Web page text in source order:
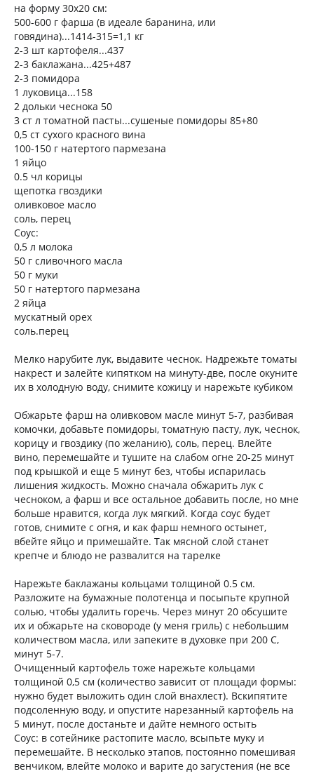
на форму 30х20 см:
500-600 г фарша (в идеале баранина, или
говядина)...1414-315=1,1 кг
2-3 шт картофеля...437
2-3 баклажана...425+487
2-3 помидора
1 луковица...158
2 дольки чеснока 50
3 ст л томатной пасты...сушеные помидоры 85+80
0,5 ст сухого красного вина
100-150 г натертого пармезана
1 яйцо
0.5 чл корицы
щепотка гвоздики
оливковое масло
соль, перец
Соус:
0,5 л молока
50 г сливочного масла
50 г муки
50 г натертого пармезана
2 яйца
мускатный орех
соль.перец
Мелко нарубите лук, выдавите чеснок. Надрежьте томаты
накрест и залейте кипятком на минуту-две, после окуните
их в холодную воду, снимите кожицу и нарежьте кубиком
Обжарьте фарш на оливковом масле минут 5-7, разбивая
комочки, добавьте помидоры, томатную пасту, лук, чеснок,
корицу и гвоздику (по желанию), соль, перец. Влейте
вино, перемешайте и тушите на слабом огне 20-25 минут
под крышкой и еще 5 минут без, чтобы испарилась
лишения жидкость. Можно сначала обжарить лук с
чесноком, а фарш и все остальное добавить после, но мне
больше нравится, когда лук мягкий. Когда соус будет
готов, снимите с огня, и как фарш немного остынет,
вбейте яйцо и примешайте. Так мясной слой станет
крепче и блюдо не развалится на тарелке
Нарежьте баклажаны кольцами толщиной 0.5 см.
Разложите на бумажные полотенца и посыпьте крупной
солью, чтобы удалить горечь. Через минут 20 обсушите
их и обжарьте на сковороде (у меня гриль) с небольшим
количеством масла, или запеките в духовке при 200 С,
минут 5-7.
Очищенный картофель тоже нарежьте кольцами
толщиной 0,5 см (количество зависит от площади формы:
нужно будет выложить один слой внахлест). Вскипятите
подсоленную воду, и опустите нарезанный картофель на
5 минут, после достаньте и дайте немного остыть
Соус: в сотейнике растопите масло, всыпьте муку и
перемешайте. В несколько этапов, постоянно помешивая
венчиком, влейте молоко и варите до загустения (не все